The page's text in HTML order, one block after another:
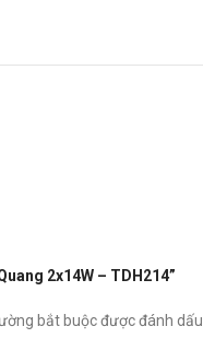
2x14W – TDH214”
bắt buộc được đánh dấu